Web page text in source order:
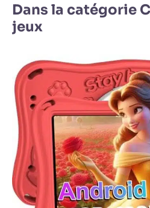
Dans la catégorie
jeux